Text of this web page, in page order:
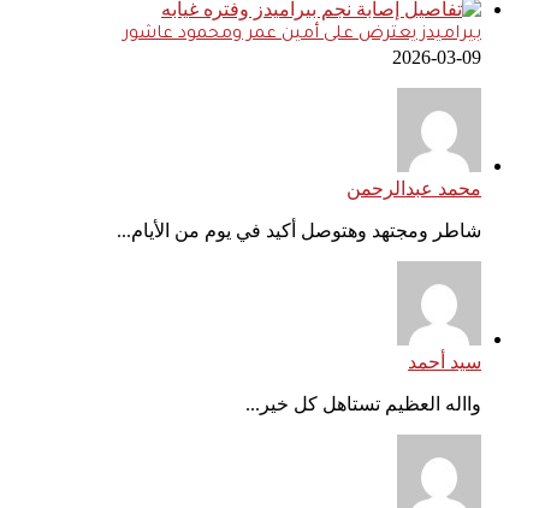
بيراميدز يعترض على أمين عمر ومحمود عاشور
2026-03-09
محمد عبدالرحمن
شاطر ومجتهد وهتوصل أكيد في يوم من الأيام...
سيد أحمد
وااله العظيم تستاهل كل خير...